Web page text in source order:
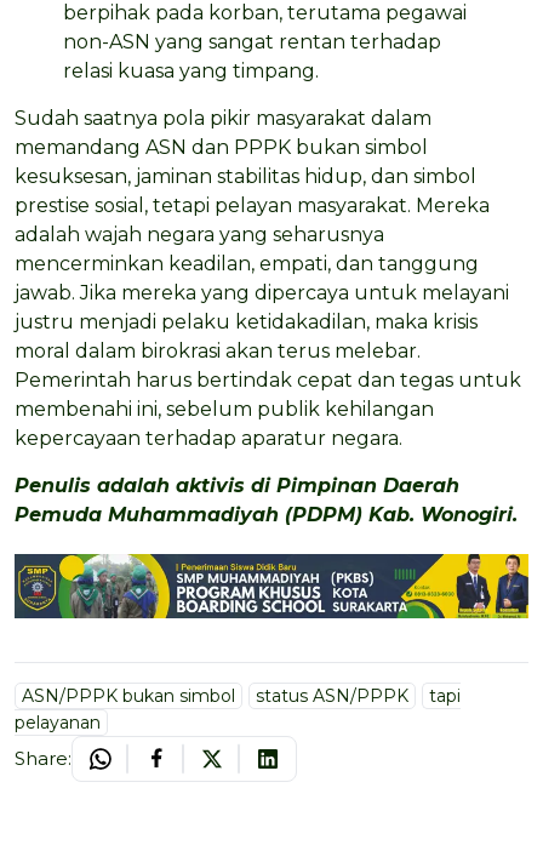
berpihak pada korban, terutama pegawai
non-ASN yang sangat rentan terhadap
relasi kuasa yang timpang.
Sudah saatnya pola pikir masyarakat dalam
memandang ASN dan PPPK bukan simbol
kesuksesan, jaminan stabilitas hidup, dan simbol
prestise sosial, tetapi pelayan masyarakat. Mereka
adalah wajah negara yang seharusnya
mencerminkan keadilan, empati, dan tanggung
jawab. Jika mereka yang dipercaya untuk melayani
justru menjadi pelaku ketidakadilan, maka krisis
moral dalam birokrasi akan terus melebar.
Pemerintah harus bertindak cepat dan tegas untuk
membenahi ini, sebelum publik kehilangan
kepercayaan terhadap aparatur negara.
Penulis adalah aktivis di Pimpinan Daerah
Pemuda Muhammadiyah (PDPM) Kab. Wonogiri.
ASN/PPPK bukan simbol status ASN/PPPK
tapi
pelayanan
Share: